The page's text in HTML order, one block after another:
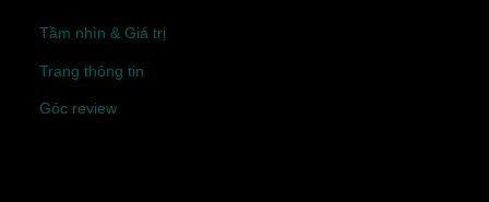
Tầm nhìn & Giá trị
Trang thông tin
Góc review